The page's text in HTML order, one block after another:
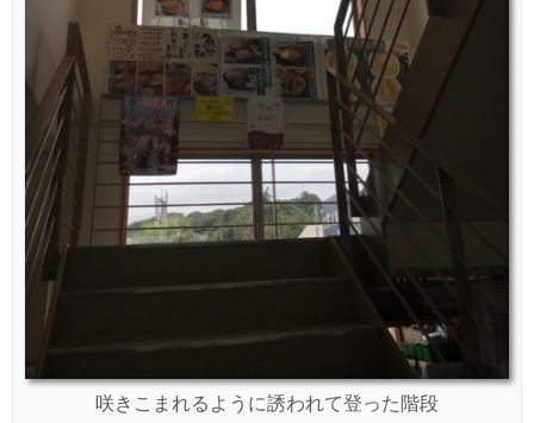
咲きこまれるように誘われて登った階段